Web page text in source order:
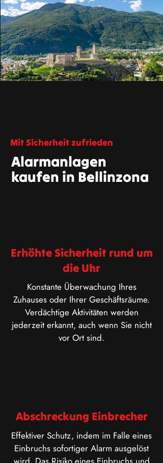
Mit Sicherheit zufrieden
Alarmanlagen
kaufen in Bellinzona
Erhöhte Sicherheit rund um
die Uhr
Konstante Überwachung Ihres
Zuhauses oder Ihrer Geschäftsräume.
Verdächtige Aktivitäten werden
jederzeit erkannt, auch wenn Sie nicht
vor Ort sind.
Abschreckung Einbrecher
Effektiver Schutz, indem im Falle eines
Einbruchs sofortiger Alarm ausgelöst